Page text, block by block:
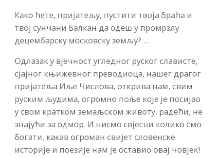
Како ћете, пријатељу, пустити твоја браћа и
твој сунчани Балкан да одеш у промрзлу
децембарску московску земљу? …
Одлазак у вјечност угледног руског слависте,
сјајног књижевног преводиоца, нашег драгог
пријатеља Иље Числова, открива нам, свим
руским људима, огромно поље које је посијао
у свом кратком земаљском животу, радећи, не
знајући за одмор. И нисмо свјесни колико смо
богати, какав огроман свијет словенске
историје и поезије нам је оставио овај човјек!